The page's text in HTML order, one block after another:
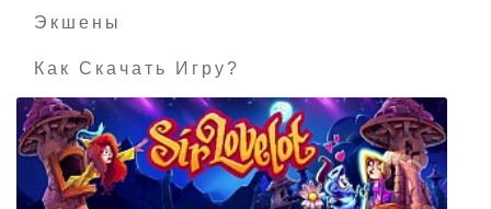
Экшены
Как Скачать Игру?